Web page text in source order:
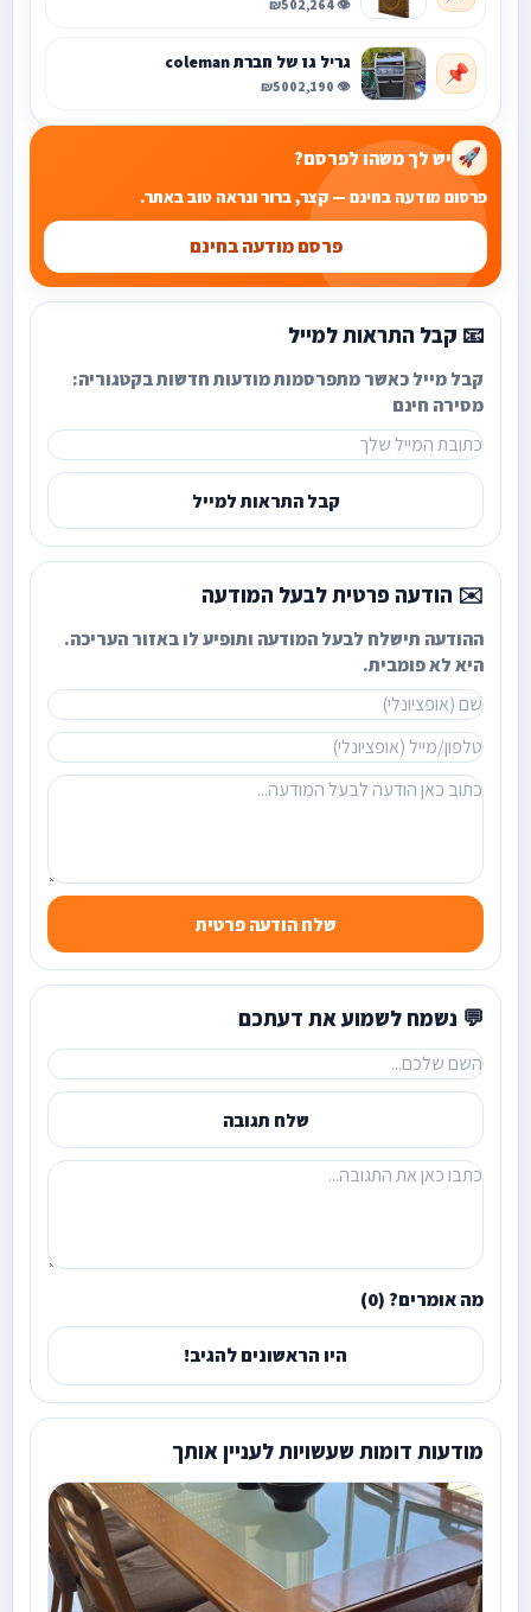
👁️ 2,264
₪50
📌 גריל גז של חברת coleman
👁️ 2,190
₪500
🚀 יש לך משהו לפרסם?
פרסום מודעה בחינם — קצר, ברור ונראה טוב באתר.
פרסם מודעה בחינם
📧 קבל התראות למייל
קבל מייל כאשר מתפרסמות מודעות חדשות בקטגוריה:
מסירה חינם
קבל התראות למייל
✉️ הודעה פרטית לבעל המודעה
ההודעה תישלח לבעל המודעה ותופיע לו באזור העריכה.
היא לא פומבית.
שלח הודעה פרטית
💬 נשמח לשמוע את דעתכם
שלח תגובה
מה אומרים? (0)
היו הראשונים להגיב!
מודעות דומות שעשויות לעניין אותך